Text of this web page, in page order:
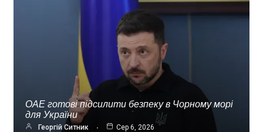
ОАЕ готові підсилити безпеку в Чорному морі
для України
Георгій Ситник Сер 6, 2026